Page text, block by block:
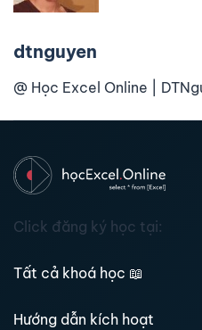
dtnguyen
@ Học Excel Online |
Click đăng ký học tại:
Tất cả khoá học 📖
Hướng dẫn kích hoạt